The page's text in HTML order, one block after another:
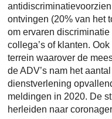
ontvingen (20% van het
om ervaren
collega’s of klanten.
terrein waarover de
de ADV’s nam het
dienstverlening
meldingen in 2020. De
herleiden naar